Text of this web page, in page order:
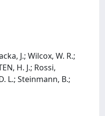
J.; Wilcox, W. R.;
H. J.; Rossi,
L.; Steinmann, B.;